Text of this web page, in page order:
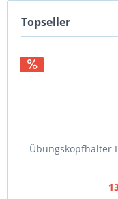
Topseller
Übungskopfhalter